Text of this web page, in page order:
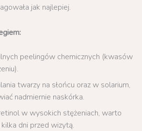
jak najlepiej.
peelingów chemicznych (kwasów
twarzy na słońcu oraz w solarium,
nadmiernie naskórka.
w wysokich stężeniach, warto
dni przed wizytą.